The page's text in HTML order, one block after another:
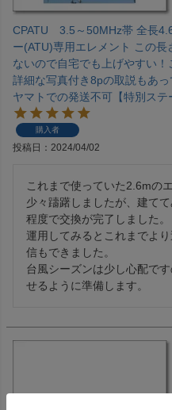
CPATU 3.5～50MHz帯 全長
ー(ATU)専用エレメント この
ないので自宅でも上げやすい！
詳細な写真付き8pの取説もあ
ヤマトでの発送不可【特別ステ
購入者
投稿日 2024/04/02
これまで使っていた2.6mの
少々躊躇しましたが、建て
程度で交換が完了しました。
運用してみるとこれまでよ
信もできました。
台風シーズンは少し心配で
せるように準備します。